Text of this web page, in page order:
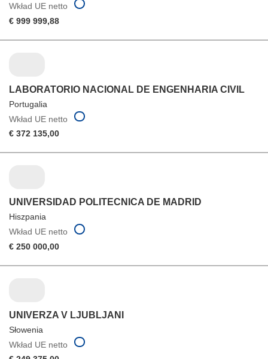
Wkład UE netto
€ 999 999,88
LABORATORIO NACIONAL DE ENGENHARIA CIVIL
Portugalia
Wkład UE netto
€ 372 135,00
UNIVERSIDAD POLITECNICA DE MADRID
Hiszpania
Wkład UE netto
€ 250 000,00
UNIVERZA V LJUBLJANI
Słowenia
Wkład UE netto